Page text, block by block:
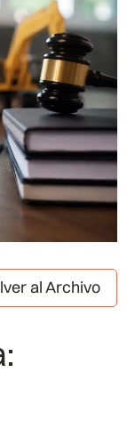
al Archivo